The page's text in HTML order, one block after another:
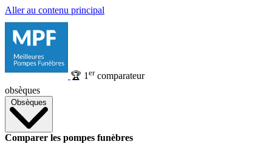
Aller au contenu principal
🏆 1 ercomparateur
obsèques
Obsèques
Comparer les pompes funèbres